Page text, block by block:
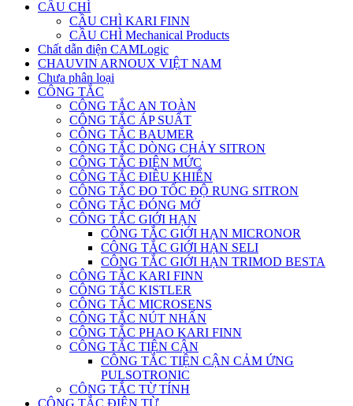
CẦU CHÌ
CẦU CHÌ KARI FINN
CẦU CHÌ Mechanical Products
Chất dẫn điện CAMLogic
CHAUVIN ARNOUX VIỆT NAM
Chưa phân loại
CÔNG TẮC
CÔNG TẮC AN TOÀN
CÔNG TẮC ÁP SUẤT
CÔNG TẮC BAUMER
CÔNG TẮC DÒNG CHẢY SITRON
CÔNG TẮC ĐIỆN MỨC
CÔNG TẮC ĐIỀU KHIỂN
CÔNG TẮC ĐO TỐC ĐỘ RUNG SITRON
CÔNG TẮC ĐÓNG MỞ
CÔNG TẮC GIỚI HẠN
CÔNG TẮC GIỚI HẠN MICRONOR
CÔNG TẮC GIỚI HẠN SELI
CÔNG TẮC GIỚI HẠN TRIMOD BESTA
CÔNG TẮC KARI FINN
CÔNG TẮC KISTLER
CÔNG TẮC MICROSENS
CÔNG TẮC NÚT NHẤN
CÔNG TẮC PHAO KARI FINN
CÔNG TẮC TIỆN CẬN
CÔNG TẮC TIỆN CẬN CẢM ỨNG
PULSOTRONIC
CÔNG TẮC TỪ TÍNH
CÔNG TẮC ĐIỆN TỪ